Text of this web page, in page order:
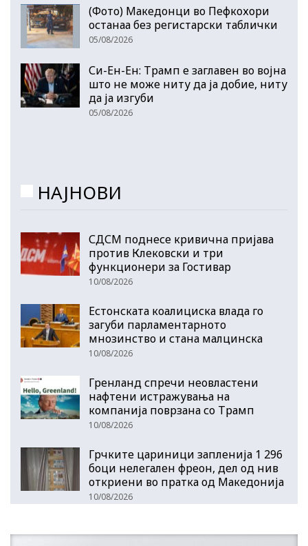
(Фото) Македонци во Пефкохори
останаа без регистарски таблички
05/08/2026
Си-Ен-Ен: Трамп е заглавен во војна
што не може ниту да ја добие, ниту
да ја изгуби
05/08/2026
НАЈНОВИ
СДСМ поднесе кривична пријава
против Клековски и три
функционери за Гостивар
10/08/2026
Естонската коалициска влада го
загуби парламентарното
мнозинство и стана малцинска
10/08/2026
Гренланд спречи неовластени
нафтени истражувања на
компанија поврзана со Трамп
10/08/2026
Грчките цариници запленија 1 296
боци нелегален фреон, дел од нив
откриени во пратка од Македонија
10/08/2026